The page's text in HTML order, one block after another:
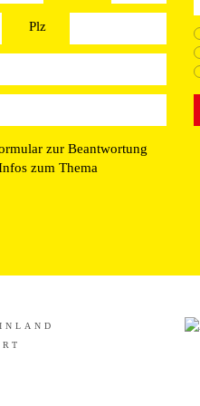
Plz
zur Beantwortung
zum Thema